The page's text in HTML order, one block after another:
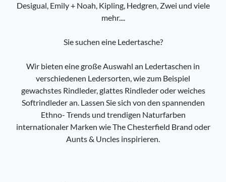
Desigual, Emily + Noah, Kipling, Hedgren, Zwei und viele
mehr....
Sie suchen eine Ledertasche?
Wir bieten eine große Auswahl an Ledertaschen in
verschiedenen Ledersorten, wie zum Beispiel
gewachstes Rindleder, glattes Rindleder oder weiches
Softrindleder an. Lassen Sie sich von den spannenden
Ethno- Trends und trendigen Naturfarben
internationaler Marken wie The Chesterfield Brand oder
Aunts & Uncles inspirieren.